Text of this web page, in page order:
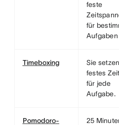
feste
für
Aufgaben
Timeboxing
Sie
festes
für jede
Aufgabe.
Pomodoro-
25